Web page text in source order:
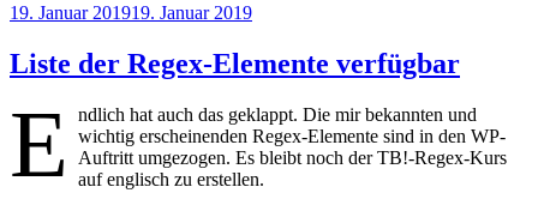
Veröffentlicht
19. Januar 201919. Januar 2019
Liste der Regex-Elemente verfügbar
E
ndlich hat auch das geklappt. Die mir bekannten und
wichtig erscheinenden Regex-Elemente sind in den WP-
Auftritt umgezogen. Es bleibt noch der TB!-Regex-Kurs
auf englisch zu erstellen.